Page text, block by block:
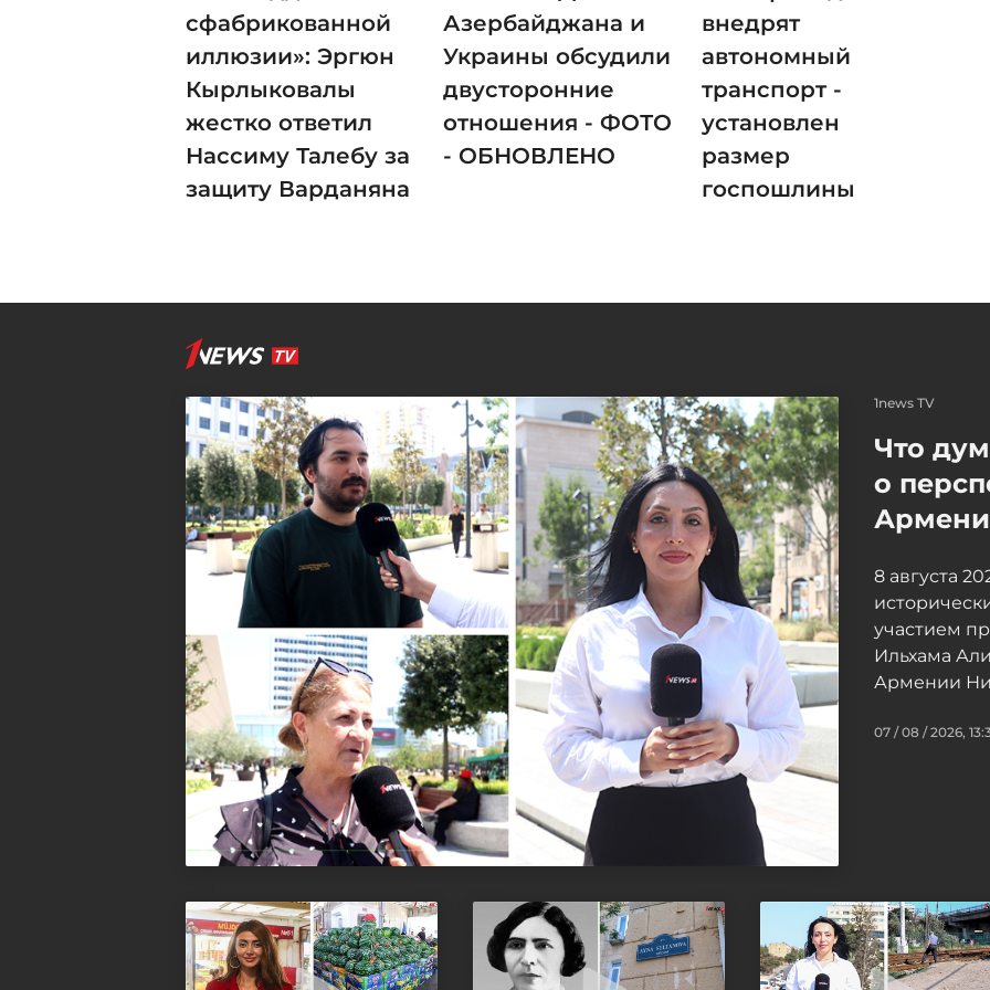
сфабрикованной
иллюзии»: Эргюн
Кырлыковалы
жестко ответил
Нассиму Талебу за
защиту Варданяна
Азербайджана и
Украины обсудили
двусторонние
отношения - ФОТО
- ОБНОВЛЕНО
внедрят
автономный
транспорт -
установлен
размер
госпошлины
1news TV
Что
о
8 августа
участием
Ильхама
Армении
07 / 08 / 2026,